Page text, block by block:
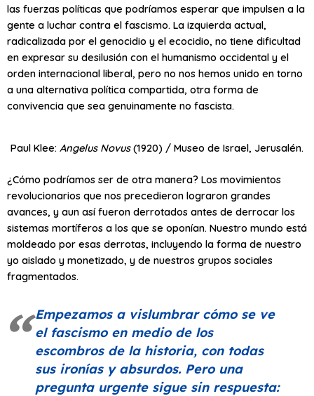
las fuerzas políticas que podríamos esperar que impulsen a la
gente a luchar contra el fascismo. La izquierda actual,
radicalizada por el genocidio y el ecocidio, no tiene dificultad
en expresar su desilusión con el humanismo occidental y el
orden internacional liberal, pero no nos hemos unido en torno
a una alternativa política compartida, otra forma de
convivencia que sea genuinamente no fascista.
Paul Klee: Angelus Novus(1920) / Museo de Israel, Jerusalén.
¿Cómo podríamos ser de otra manera? Los movimientos
revolucionarios que nos precedieron lograron grandes
avances, y aun así fueron derrotados antes de derrocar los
sistemas mortíferos a los que se oponían. Nuestro mundo está
moldeado por esas derrotas, incluyendo la forma de nuestro
yo aislado y monetizado, y de nuestros grupos sociales
fragmentados.
Empezamos a vislumbrar cómo se ve
el fascismo en medio de los
escombros de la historia, con todas
sus ironías y absurdos. Pero una
pregunta urgente sigue sin respuesta: